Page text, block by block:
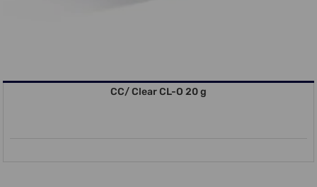
CC/ Clear CL-O 20 g